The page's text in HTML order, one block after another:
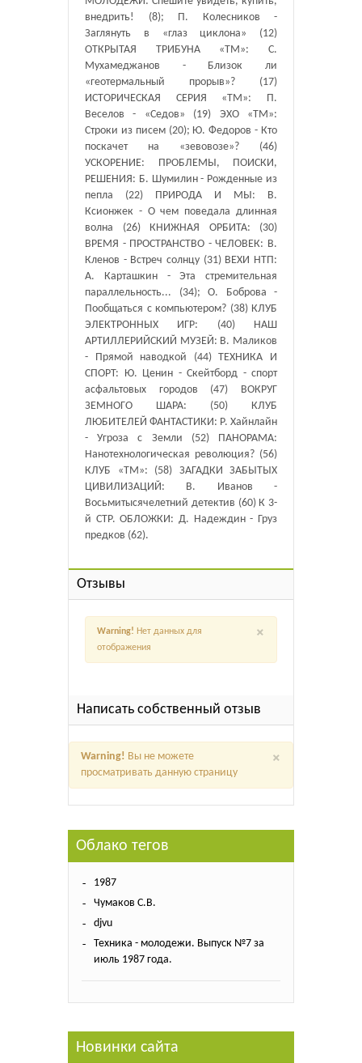
внедрить! (8); П. Колесников -
Заглянуть в «глаз циклона» (12)
ОТКРЫТАЯ ТРИБУНА «ТМ»: С.
Мухамеджанов - Близок ли
«геотермальный прорыв»? (17)
ИСТОРИЧЕСКАЯ СЕРИЯ «ТМ»: П.
Веселов - «Седов» (19) ЭХО «ТМ»:
Строки из писем (20); Ю. Федоров - Кто
поскачет на «зевовозе»? (46)
УСКОРЕНИЕ: ПРОБЛЕМЫ, ПОИСКИ,
РЕШЕНИЯ: Б. Шумилин - Рожденные из
пепла (22) ПРИРОДА И МЫ: В.
Ксионжек - О чем поведала длинная
волна (26) КНИЖНАЯ ОРБИТА: (30)
ВРЕМЯ - ПРОСТРАНСТВО - ЧЕЛОВЕК: В.
Кленов - Встреч солнцу (31) ВЕХИ НТП:
А. Карташкин - Эта стремительная
параллельность... (34); О. Боброва -
Пообщаться с компьютером? (38) КЛУБ
ЭЛЕКТРОННЫХ ИГР: (40) НАШ
АРТИЛЛЕРИЙСКИЙ МУЗЕЙ: В. Маликов
- Прямой наводкой (44) ТЕХНИКА И
СПОРТ: Ю. Ценин - Скейтборд - спорт
асфальтовых городов (47) ВОКРУГ
ЗЕМНОГО ШАРА: (50) КЛУБ
ЛЮБИТЕЛЕЙ ФАНТАСТИКИ: Р. Хайнлайн
- Угроза с Земли (52) ПАНОРАМА:
Нанотехнологическая революция? (56)
КЛУБ «ТМ»: (58) ЗАГАДКИ ЗАБЫТЫХ
ЦИВИЛИЗАЦИЙ: В. Иванов -
Восьмитысячелетний детектив (60) К 3-
й СТР. ОБЛОЖКИ: Д. Надеждин - Груз
предков (62).
Отзывы
×
Warning! Нет данных для
отображения
Написать собственный отзыв
×
Warning! Вы не можете
просматривать данную страницу
Облако тегов
1987
Чумаков С.В.
djvu
Техника - молодежи. Выпуск №7 за
июль 1987 года.
Новинки сайта